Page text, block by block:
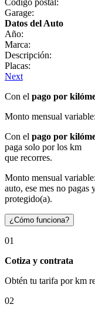
Garage:
Datos del Auto
Año:
Marca:
Descripción:
Placas:
Next
Con el pago por
Monto mensual
Con el pago por
paga solo por los km
que recorres.
Monto mensual
auto, ese mes no pagas
protegido(a).
¿Cómo funciona?
01
Cotiza y contrata
Obtén tu tarifa por km
02